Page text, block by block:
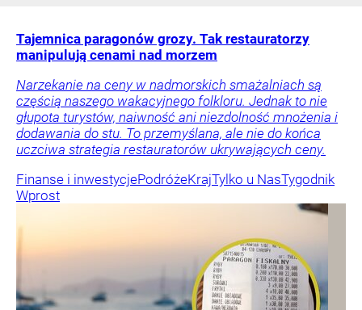
Tajemnica paragonów grozy. Tak restauratorzy
manipulują cenami nad morzem
Narzekanie na ceny w nadmorskich smażalniach są
częścią naszego wakacyjnego folkloru. Jednak to nie
głupota turystów, naiwność ani niezdolność mnożenia i
dodawania do stu. To przemyślana, ale nie do końca
uczciwa strategia restauratorów ukrywających ceny.
Finanse i inwestycjePodróżeKrajTylko u NasTygodnik
Wprost